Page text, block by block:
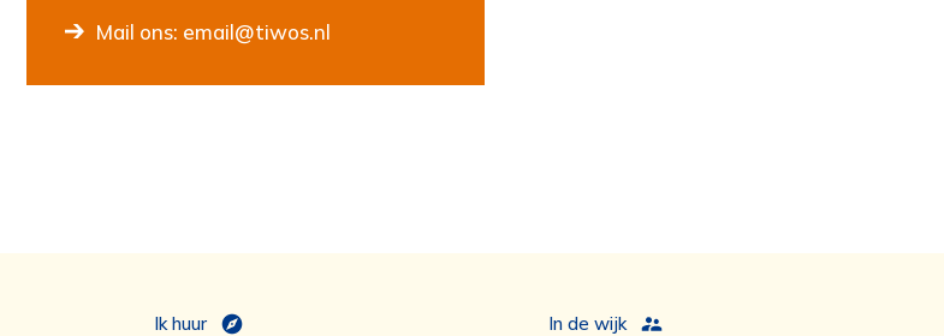
Mail ons: email@tiwos.nl
Ik huur In de wijk